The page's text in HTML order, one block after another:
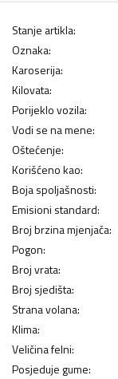
Stanje artikla:
Oznaka:
Karoserija:
Kilovata:
Porijeklo vozila:
Vodi se na mene:
Oštećenje:
Korišćeno kao:
Boja spoljašnosti:
Emisioni standard:
Broj brzina mjenjača:
Pogon:
Broj vrata:
Broj sjedišta:
Strana volana:
Klima:
Veličina felni:
Posjeduje gume: